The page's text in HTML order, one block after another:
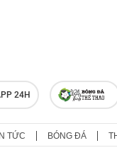
24H
TỨC BÓNG ĐÁ